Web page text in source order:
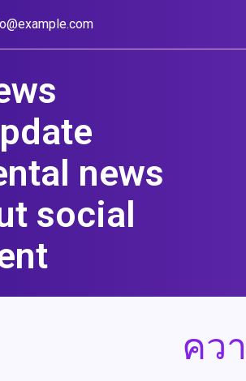
news
social
คว